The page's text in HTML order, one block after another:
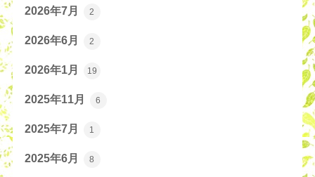
2026年7月 2
2026年6月 2
2026年1月 19
2025年11月 6
2025年7月 1
2025年6月 8